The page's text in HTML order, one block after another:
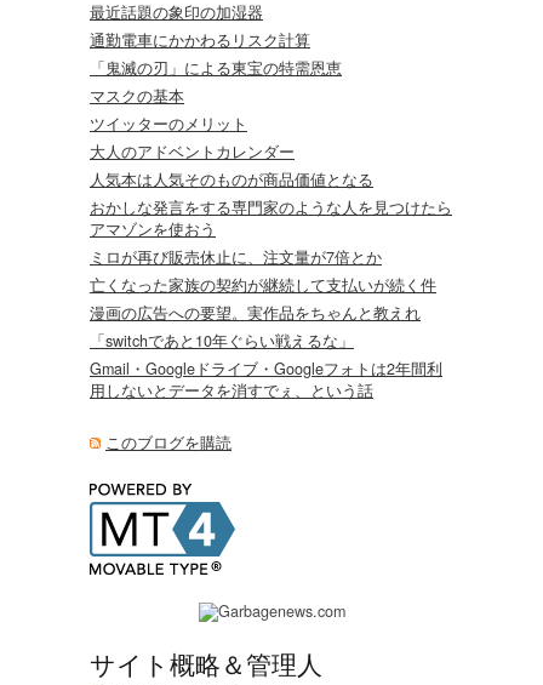
最近話題の象印の加湿器
通勤電車にかかわるリスク計算
「鬼滅の刃」による東宝の特需恩恵
マスクの基本
ツイッターのメリット
大人のアドベントカレンダー
人気本は人気そのものが商品価値となる
おかしな発言をする専門家のような人を見つけたら
アマゾンを使おう
ミロが再び販売休止に、注文量が7倍とか
亡くなった家族の契約が継続して支払いが続く件
漫画の広告への要望。実作品をちゃんと教えれ
「switchであと10年ぐらい戦えるな」
Gmail・Googleドライブ・Googleフォトは2年間利
用しないとデータを消すでぇ、という話
このブログを購読
サイト概略＆管理人